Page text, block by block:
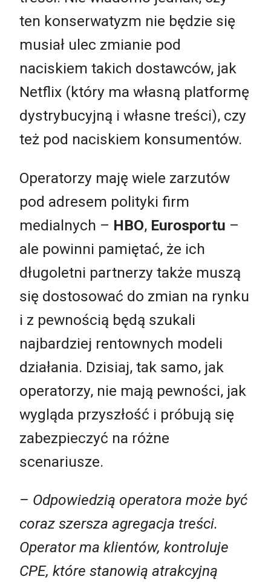
ten konserwatyzm nie będzie się
musiał ulec zmianie pod
naciskiem takich dostawców, jak
Netflix (który ma własną platformę
dystrybucyjną i własne treści), czy
też pod naciskiem konsumentów.
Operatorzy maję wiele zarzutów
pod adresem polityki firm
medialnych – HBO, Eurosportu –
ale powinni pamiętać, że ich
długoletni partnerzy także muszą
się dostosować do zmian na rynku
i z pewnością będą szukali
najbardziej rentownych modeli
działania. Dzisiaj, tak samo, jak
operatorzy, nie mają pewności, jak
wygląda przyszłość i próbują się
zabezpieczyć na różne
scenariusze.
– Odpowiedzią operatora może być
coraz szersza agregacja treści.
Operator ma klientów, kontroluje
CPE, które stanowią atrakcyjną